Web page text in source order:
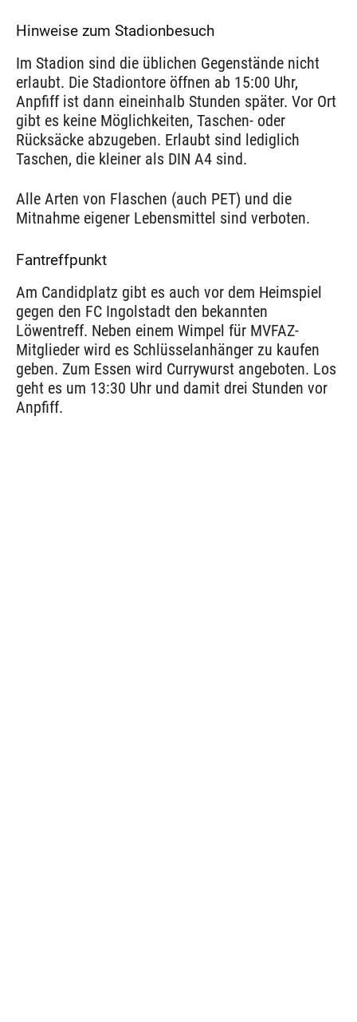
Hinweise zum Stadionbesuch
Im Stadion sind die üblichen Gegenstände nicht
erlaubt. Die Stadiontore öffnen ab 15:00 Uhr,
Anpfiff ist dann eineinhalb Stunden später. Vor Ort
gibt es keine Möglichkeiten, Taschen- oder
Rücksäcke abzugeben. Erlaubt sind lediglich
Taschen, die kleiner als DIN A4 sind.
Alle Arten von Flaschen (auch PET) und die
Mitnahme eigener Lebensmittel sind verboten.
Fantreffpunkt
Am Candidplatz gibt es auch vor dem Heimspiel
gegen den FC Ingolstadt den bekannten
Löwentreff. Neben einem Wimpel für MVFAZ-
Mitglieder wird es Schlüsselanhänger zu kaufen
geben. Zum Essen wird Currywurst angeboten. Los
geht es um 13:30 Uhr und damit drei Stunden vor
Anpfiff.